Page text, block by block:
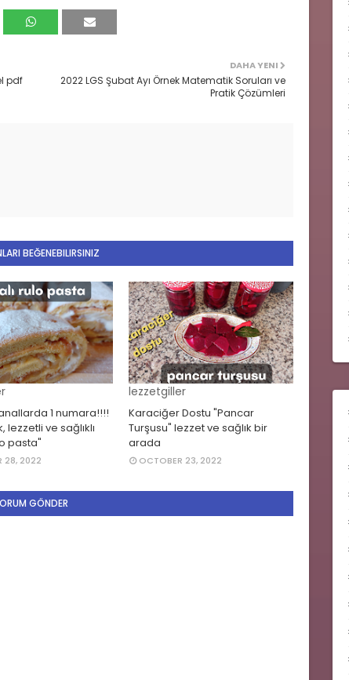
DAHA YENI
2022 LGS Şubat Ayı Örnek Matematik Soruları ve
Pratik Çözümleri
pdf
BEĞENEBILIRSINIZ
1 numara!!!!
lezzetli ve sağlıklı
pasta"
28, 2022
lezzetgiller
Karaciğer Dostu "Pancar
Turşusu" lezzet ve sağlık bir
arada
OCTOBER 23, 2022
GÖNDER